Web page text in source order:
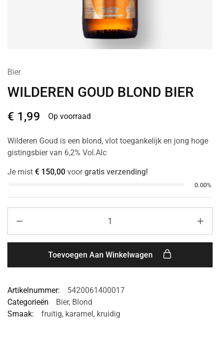
Bier
WILDEREN GOUD BLOND BIER
€ 1,99 Op voorraad
Wilderen Goud is een blond, vlot toegankelijk en jong hoge
gistingsbier van 6,2% Vol.Alc
Je mist € 150,00 voorgratis verzending!
0.00%
Toevoegen Aan Winkelwagen
Artikelnummer:
5420061400017
Categorieën
Bier, Blond
Smaak:
fruitig, karamel, kruidig